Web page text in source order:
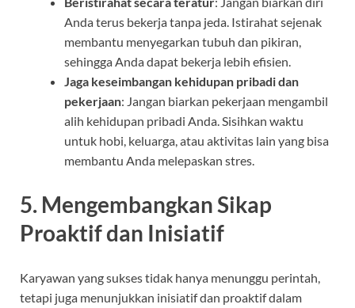
Anda terus bekerja tanpa jeda. Istirahat sejenak
membantu menyegarkan tubuh dan pikiran,
sehingga Anda dapat bekerja lebih efisien.
Jaga keseimbangan kehidupan pribadi dan
pekerjaan: Jangan biarkan pekerjaan mengambil
alih kehidupan pribadi Anda. Sisihkan waktu
untuk hobi, keluarga, atau aktivitas lain yang bisa
membantu Anda melepaskan stres.
5. Mengembangkan Sikap
Proaktif dan Inisiatif
Karyawan yang sukses tidak hanya menunggu perintah,
tetapi juga menunjukkan inisiatif dan proaktif dalam